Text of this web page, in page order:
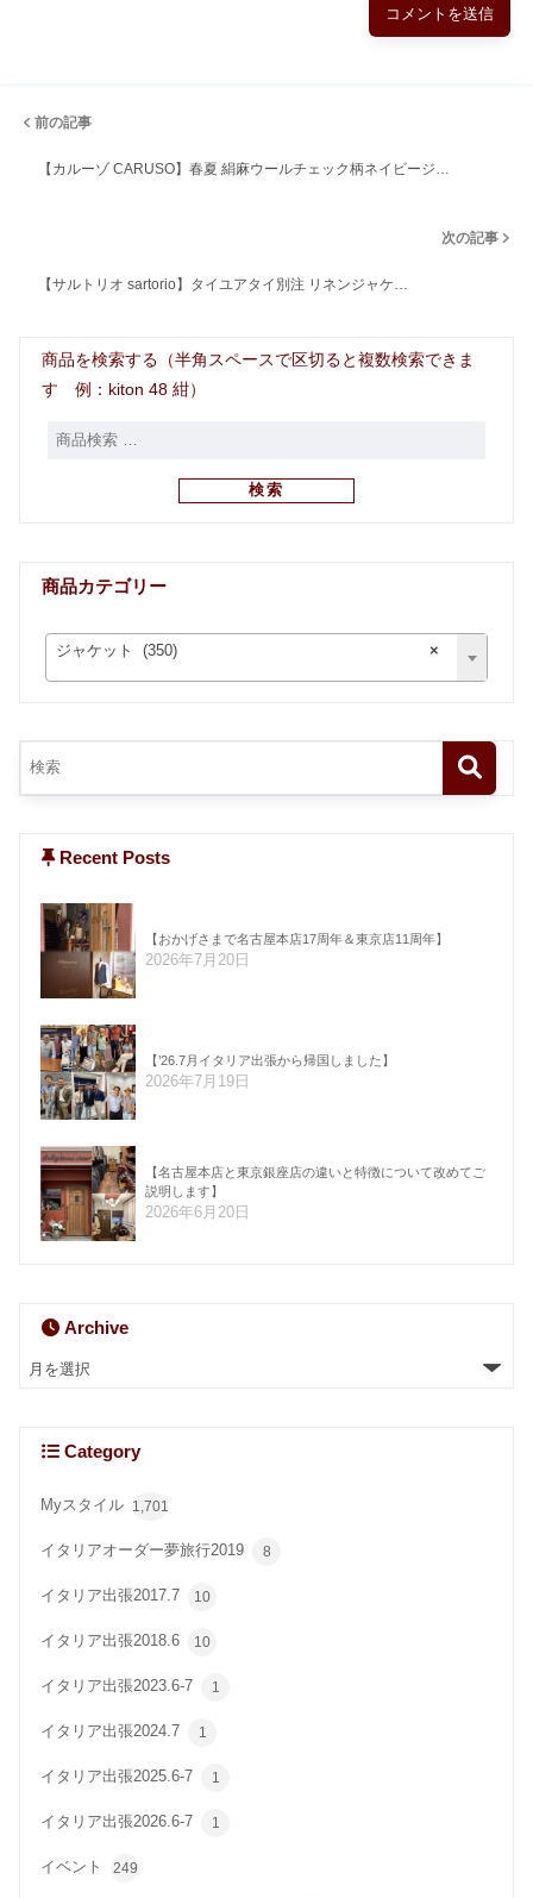
前の記事
【カルーゾ CARUSO】春夏 絹麻ウールチェック柄ネイビージ…
次の記事
【サルトリオ sartorio】タイユアタイ別注 リネンジャケ…
商品を検索する（半角スペースで区切ると複数検索できま
す 例：kiton 48 紺）
検索
商品カテゴリー
×
ジャケット (350)
Recent Posts
【おかげさまで名古屋本店17周年＆東京店11周年】
2026年7月20日
【’26.7月イタリア出張から帰国しました】
2026年7月19日
【名古屋本店と東京銀座店の違いと特徴について改めてご
説明します】
2026年6月20日
Archive
Category
Myスタイル 1,701
イタリアオーダー夢旅行2019 8
イタリア出張2017.7 10
イタリア出張2018.6 10
イタリア出張2023.6-7 1
イタリア出張2024.7 1
イタリア出張2025.6-7 1
イタリア出張2026.6-7 1
イベント 249